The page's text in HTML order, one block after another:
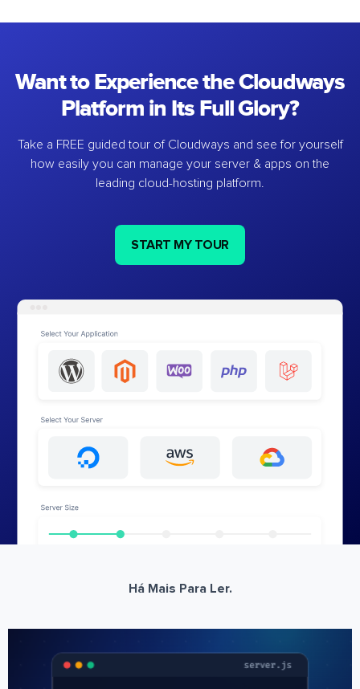
Want to Experience the Cloudways
Platform in Its Full Glory?
Take a FREE guided tour of Cloudways and see for yourself
how easily you can manage your server & apps on the
leading cloud-hosting platform.
START MY TOUR
Há Mais Para Ler.